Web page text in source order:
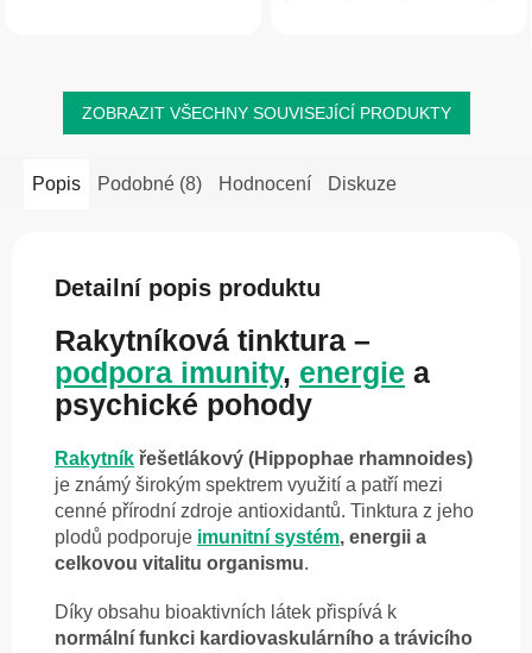
ZOBRAZIT VŠECHNY SOUVISEJÍCÍ PRODUKTY
Popis Podobné (8) Hodnocení Diskuze
Detailní popis produktu
Rakytníková tinktura –
podpora imunity, energie a
psychické pohody
Rakytník řešetlákový (Hippophae rhamnoides)
je známý širokým spektrem využití a patří mezi
cenné přírodní zdroje antioxidantů. Tinktura z jeho
plodů podporuje imunitní systém, energii a
celkovou vitalitu organismu.
Díky obsahu bioaktivních látek přispívá k
normální funkci kardiovaskulárního a trávicího